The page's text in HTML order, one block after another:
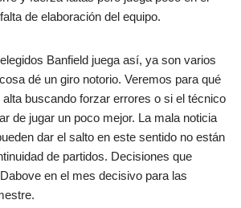
de elaboración del equipo.
Banfield juega así, ya son varios
dé un giro notorio. Veremos para qué
buscando forzar errores o si el técnico
de jugar un poco mejor. La mala noticia
dar el salto en este sentido no están
de partidos. Decisiones que
en el mes decisivo para las